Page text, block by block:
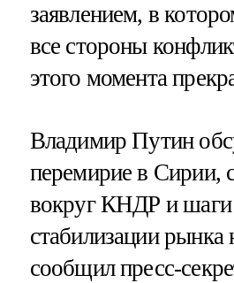
заявлением, в
все стороны
этого момента
Владимир Путин
перемирие в Сирии,
вокруг КНДР и
стабилизации
сообщил пресс-